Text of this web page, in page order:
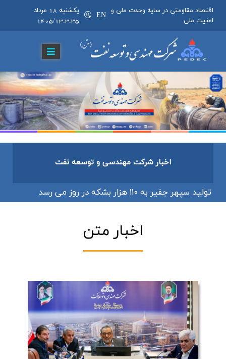
اقتصاد مقاومتی در سایه وحدت ملی و
امنیت ملی
EN
يکشنبه 18 مرداد
1405/13:3:35
اخبار شرکت مهندسی و توسعه نفت
تولید سپهر جفیر به ۱۱۰ هزار بشكه در روز می رسد
اخبار متن